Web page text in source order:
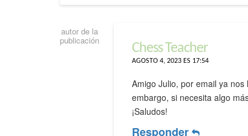
autor de la
publicación
Chess Teacher
AGOSTO 4, 2023 ES 17:54
Amigo Julio, por email ya
embargo, si necesita algo
¡Saludos!
Responder